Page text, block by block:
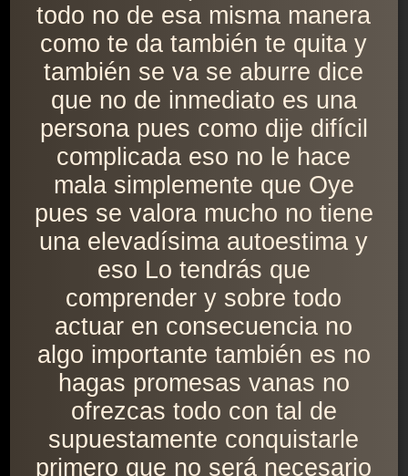
todo no de esa misma manera
como te da también te quita y
también se va se aburre dice
que no de inmediato es una
persona pues como dije difícil
complicada eso no le hace
mala simplemente que Oye
pues se valora mucho no tiene
una elevadísima autoestima y
eso Lo tendrás que
comprender y sobre todo
actuar en consecuencia no
algo importante también es no
hagas promesas vanas no
ofrezcas todo con tal de
supuestamente conquistarle
primero que no será necesario